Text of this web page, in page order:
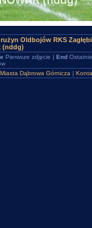
Oldbojów RKS
(nddg)
Pierwsze zdjęcie | End
Dąbrowa Górnicza |